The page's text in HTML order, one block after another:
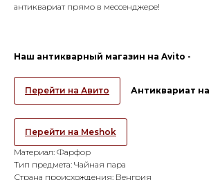
антиквариат прямо в мессенджере!
Наш антикварный магазин на Avito -
Перейти на Авито Антиквариат
Перейти на Meshok
Материал: Фарфор
Тип предмета: Чайная пара
Страна происхождения: Венгрия